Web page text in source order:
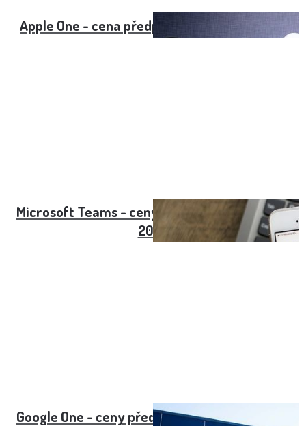
Apple One - cena předplatného pro rok 2025
Microsoft Teams - ceny předplatného pro rok
2022
Google One - ceny předplatného pro rok 2022